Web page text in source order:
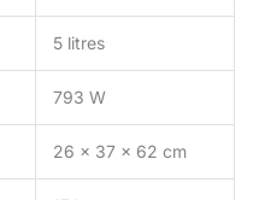
5 litres
793 W
26 x 37 x 62 cm